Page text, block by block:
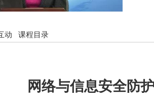
动 课程目录
网络与信息安全防